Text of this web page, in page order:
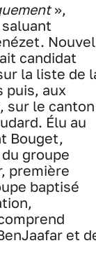
»,
Nouvel
candidat
la liste de
puis, aux
sur le canton
Élu au
Bouget,
groupe
première
baptisé
et